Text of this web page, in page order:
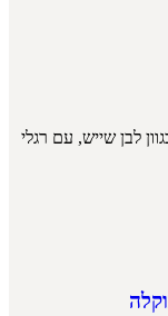
לבן שייש, עם רגלי